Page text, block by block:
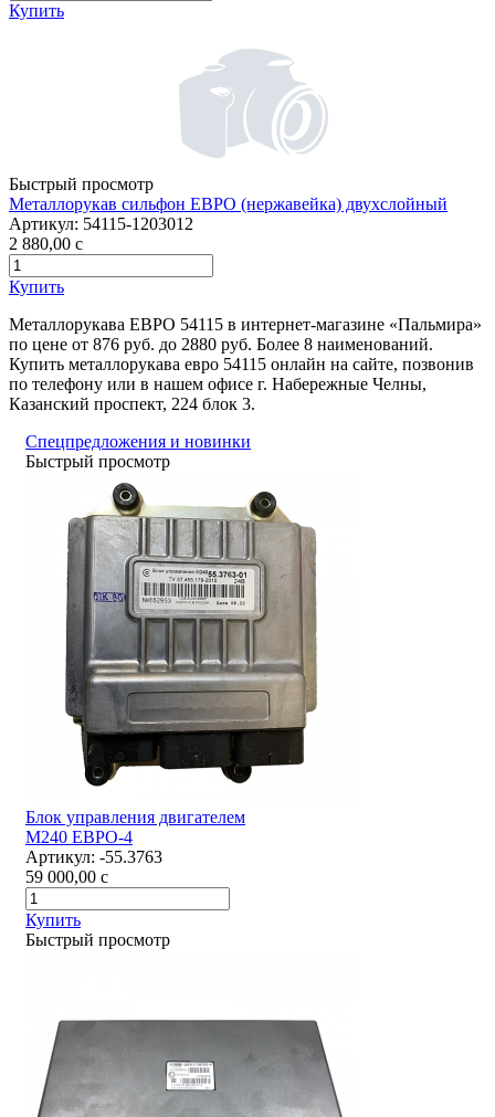
Купить
Быстрый просмотр
Металлорукав сильфон ЕВРО (нержавейка) двухслойный
Артикул: 54115-1203012
2 880,00 c
Купить
Металлорукава ЕВРО 54115 в интернет-магазине «Пальмира»
по цене от 876 руб. до 2880 руб. Более 8 наименований.
Купить металлорукава евро 54115 онлайн на сайте, позвонив
по телефону или в нашем офисе г. Набережные Челны,
Казанский проспект, 224 блок 3.
Спецпредложения и новинки
Быстрый просмотр
Блок управления двигателем
М240 ЕВРО-4
Артикул: -55.3763
59 000,00 c
Купить
Быстрый просмотр